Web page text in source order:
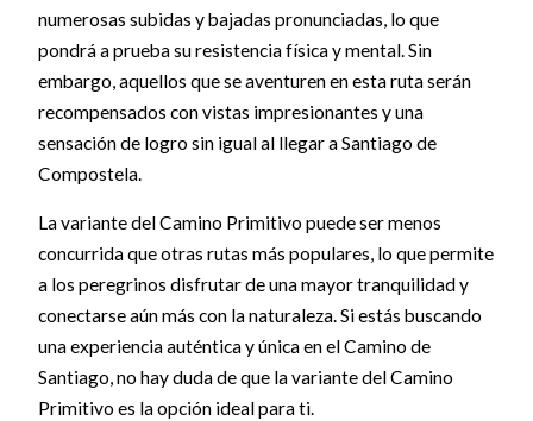
numerosas subidas y bajadas pronunciadas, lo que
pondrá a prueba su resistencia física y mental. Sin
embargo, aquellos que se aventuren en esta ruta serán
recompensados con vistas impresionantes y una
sensación de logro sin igual al llegar a Santiago de
Compostela.
La variante del Camino Primitivo puede ser menos
concurrida que otras rutas más populares, lo que permite
a los peregrinos disfrutar de una mayor tranquilidad y
conectarse aún más con la naturaleza. Si estás buscando
una experiencia auténtica y única en el Camino de
Santiago, no hay duda de que la variante del Camino
Primitivo es la opción ideal para ti.